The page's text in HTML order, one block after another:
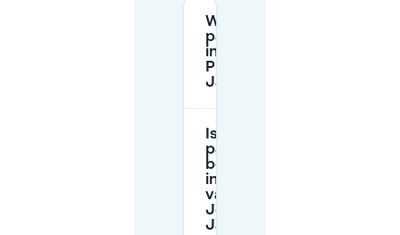
Wat zijn de
parkeertarieven
in de buurt van
Place Jean
Jaurès?
Is er gratis
parkeren
beschikbaar
in de buurt
van Place
Jean
Jaurès?